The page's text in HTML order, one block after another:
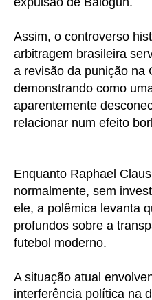
Assim, o controverso
arbitragem brasileira
a revisão da punição na
demonstrando como
aparentemente
relacionar num efeito
Enquanto Raphael
normalmente, sem
ele, a polêmica levanta
profundos sobre a
futebol moderno.
A situação atual
interferência política na